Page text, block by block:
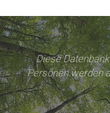
Diese
Personen werden